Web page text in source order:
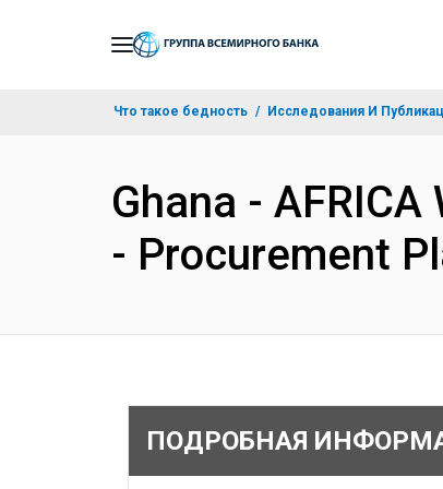
Что такое бедность Исследования И
Ghana -
- Procurement
ПОДРОБНАЯ